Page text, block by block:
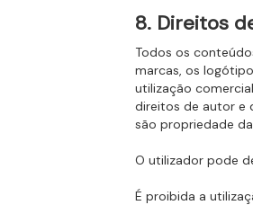
8. Direitos
Todos os
marcas, os
utilização
direitos de autor e
são propriedade
O utilizador pode
É proibida a